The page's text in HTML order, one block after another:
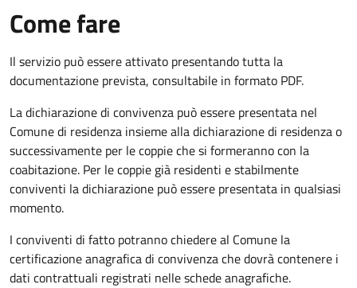
Come fare
Il servizio può essere attivato presentando tutta la
documentazione prevista, consultabile in formato PDF.
La dichiarazione di convivenza può essere presentata nel
Comune di residenza insieme alla dichiarazione di residenza o
successivamente per le coppie che si formeranno con la
coabitazione. Per le coppie già residenti e stabilmente
conviventi la dichiarazione può essere presentata in qualsiasi
momento.
I conviventi di fatto potranno chiedere al Comune la
certificazione anagrafica di convivenza che dovrà contenere i
dati contrattuali registrati nelle schede anagrafiche.